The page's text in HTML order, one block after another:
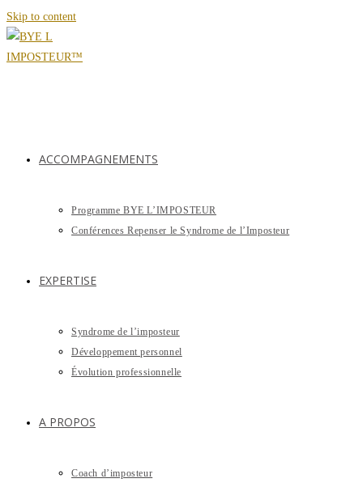
Skip to content
ACCOMPAGNEMENTS
Programme BYE L’IMPOSTEUR
Conférences Repenser le Syndrome de l’Imposteur
EXPERTISE
Syndrome de l’imposteur
Développement personnel
Évolution professionnelle
A PROPOS
Coach d’imposteur